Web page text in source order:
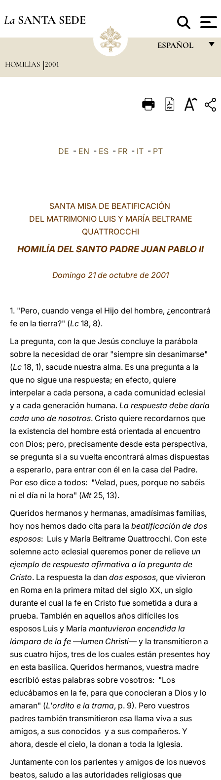
La SANTA SEDE
ESPAÑOL
ITALIANO
العربيّة
中文
HOMILÍAS 2001
DE - EN - ES - FR - IT - PT
SANTA MISA DE BEATIFICACIÓN
DEL MATRIMONIO LUIS Y MARÍA BELTRAME
QUATTROCCHI
HOMILÍA DEL SANTO PADRE JUAN PABLO II
Domingo 21 de octubre de 2001
1. "Pero, cuando venga el Hijo del hombre, ¿encontrará
fe en la tierra?" (Lc 18, 8).
La pregunta, con la que Jesús concluye la parábola
sobre la necesidad de orar "siempre sin desanimarse"
(Lc 18, 1), sacude nuestra alma. Es una pregunta a la
que no sigue una respuesta; en efecto, quiere
interpelar a cada persona, a cada comunidad eclesial
y a cada generación humana. La respuesta debe darla
cada uno de nosotros. Cristo quiere recordarnos que
la existencia del hombre está orientada al encuentro
con Dios; pero, precisamente desde esta perspectiva,
se pregunta si a su vuelta encontrará almas dispuestas
a esperarlo, para entrar con él en la casa del Padre.
Por eso dice a todos: "Velad, pues, porque no sabéis
ni el día ni la hora" (Mt25, 13).
Queridos hermanos y hermanas, amadísimas familias,
hoy nos hemos dado cita para la beatificación de dos
esposos: Luis y María Beltrame Quattrocchi. Con este
solemne acto eclesial queremos poner de relieve un
ejemplo de respuesta afirmativa a la pregunta de
Cristo. La respuesta la dan dos esposos, que vivieron
en Roma en la primera mitad del siglo XX, un siglo
durante el cual la fe en Cristo fue sometida a dura a
prueba. También en aquellos años difíciles los
esposos Luis y María mantuvieron encendida la
lámpara de la fe —lumen Christi— y la transmitieron a
sus cuatro hijos, tres de los cuales están presentes hoy
en esta basílica. Queridos hermanos, vuestra madre
escribió estas palabras sobre vosotros: "Los
educábamos en la fe, para que conocieran a Dios y lo
amaran" (L'ordito e la trama, p. 9). Pero vuestros
padres también transmitieron esa llama viva a sus
amigos, a sus conocidos y a sus compañeros. Y
ahora, desde el cielo, la donan a toda la Iglesia.
Juntamente con los parientes y amigos de los nuevos
beatos, saludo a las autoridades religiosas que